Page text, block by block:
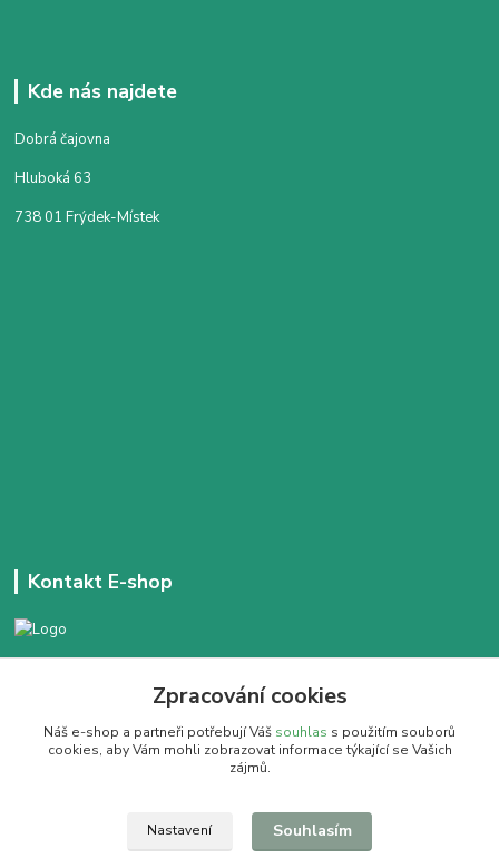
Kde nás najdete
Dobrá čajovna
Hluboká 63
738 01 Frýdek-Místek
Kontakt E-shop
Denně 14:00 - 21:30 hod
dobracajovnafm@gmail.com
Zpracování cookies
Náš e-shop a partneři potřebují Váš souhlas s použitím souborů
cookies, aby Vám mohli zobrazovat informace týkající se Vašich
zájmů.
Nastavení Souhlasím